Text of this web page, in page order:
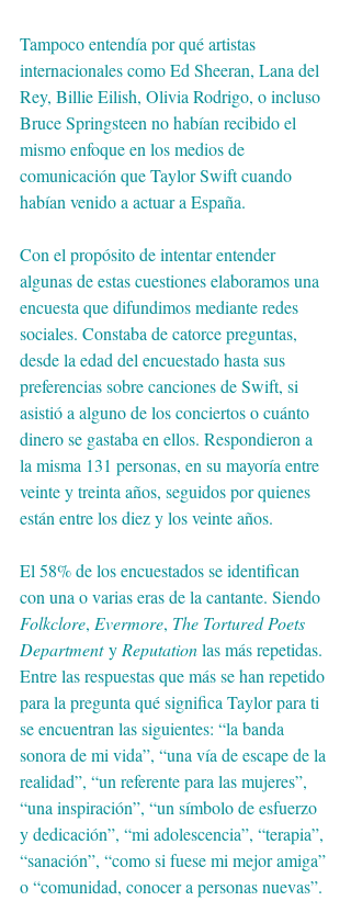
Tampoco entendía por qué artistas
internacionales como Ed Sheeran, Lana del
Rey, Billie Eilish, Olivia Rodrigo, o incluso
Bruce Springsteen no habían recibido el
mismo enfoque en los medios de
comunicación que Taylor Swift cuando
habían venido a actuar a España.
Con el propósito de intentar entender
algunas de estas cuestiones elaboramos una
encuesta que difundimos mediante redes
sociales. Constaba de catorce preguntas,
desde la edad del encuestado hasta sus
preferencias sobre canciones de Swift, si
asistió a alguno de los conciertos o cuánto
dinero se gastaba en ellos. Respondieron a
la misma 131 personas, en su mayoría entre
veinte y treinta años, seguidos por quienes
están entre los diez y los veinte años.
El 58% de los encuestados se identifican
con una o varias eras de la cantante. Siendo
Folkclore, Evermore, The Tortured Poets
Department y Reputation las más repetidas.
Entre las respuestas que más se han repetido
para la pregunta qué significa Taylor para ti
se encuentran las siguientes: “la banda
sonora de mi vida”, “una vía de escape de la
realidad”, “un referente para las mujeres”,
“una inspiración”, “un símbolo de esfuerzo
y dedicación”, “mi adolescencia”, “terapia”,
“sanación”, “como si fuese mi mejor amiga”
o “comunidad, conocer a personas nuevas”.